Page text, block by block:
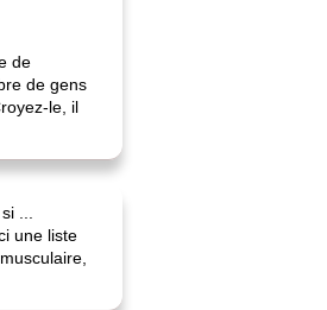
de
de gens
le, il
...
une liste